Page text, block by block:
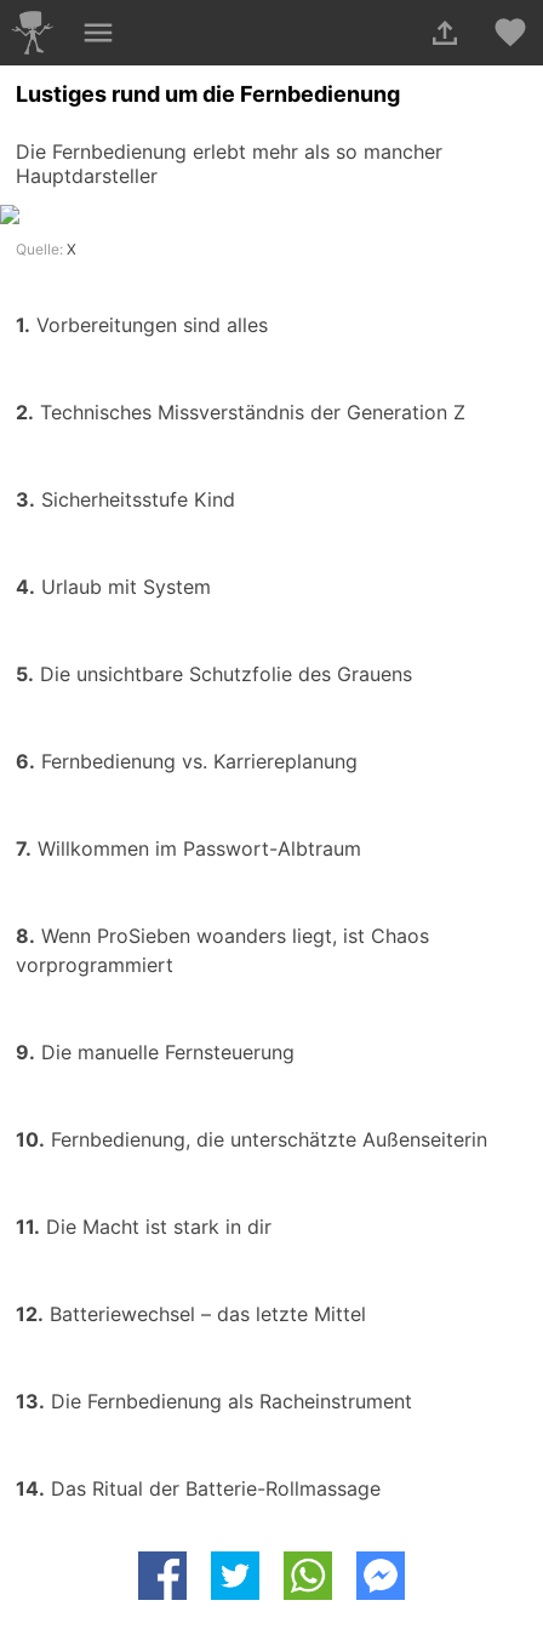
Lustiges rund um die Fernbedienung
Die Fernbedienung erlebt mehr als so mancher
Hauptdarsteller
Quelle:X
1. Vorbereitungen sind alles
2. Technisches Missverständnis der Generation Z
3. Sicherheitsstufe Kind
4. Urlaub mit System
5. Die unsichtbare Schutzfolie des Grauens
6. Fernbedienung vs. Karriereplanung
7. Willkommen im Passwort-Albtraum
8. Wenn ProSieben woanders liegt, ist Chaos
vorprogrammiert
9. Die manuelle Fernsteuerung
10. Fernbedienung, die unterschätzte Außenseiterin
11. Die Macht ist stark in dir
12. Batteriewechsel – das letzte Mittel
13. Die Fernbedienung als Racheinstrument
14. Das Ritual der Batterie-Rollmassage